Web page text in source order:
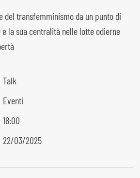
del transfemminismo da un punto di
la sua centralità nelle lotte odierne
Talk
Eventi
18:00
22/03/2025